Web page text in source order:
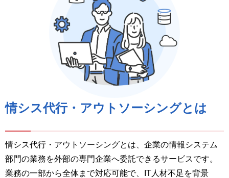
情シス代行・アウトソーシングとは
情シス代行・アウトソーシングとは、企業の情報システム
部門の業務を外部の専門企業へ委託できるサービスです。
業務の一部から全体まで対応可能で、IT人材不足を背景